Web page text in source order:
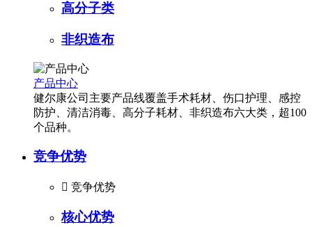
高分子类
非织造布
产品中心
健尔康公司主要产品线覆盖手术耗材、伤口护理、感控
防护、清洁消毒、高分子耗材、非织造布六大类，超100
个品种。
竞争优势
 竞争优势
核心优势